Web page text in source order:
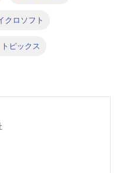
クロソフト
トピックス